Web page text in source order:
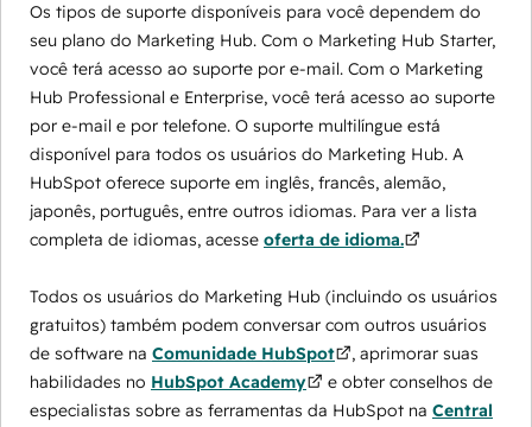
Os tipos de suporte disponíveis para você dependem do
seu plano do Marketing Hub. Com o Marketing Hub Starter,
você terá acesso ao suporte por e-mail. Com o Marketing
Hub Professional e Enterprise, você terá acesso ao suporte
por e-mail e por telefone. O suporte multilíngue está
disponível para todos os usuários do Marketing Hub. A
HubSpot oferece suporte em inglês, francês, alemão,
japonês, português, entre outros idiomas. Para ver a lista
completa de idiomas, acesse oferta de idioma.
Todos os usuários do Marketing Hub (incluindo os usuários
gratuitos) também podem conversar com outros usuários
de software na Comunidade HubSpot
, aprimorar suas
habilidades no HubSpot Academy
e obter conselhos de
especialistas sobre as ferramentas da HubSpot na Central